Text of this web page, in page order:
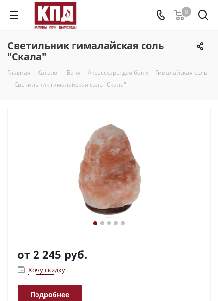
0
Светильник гималайская соль
"Скала"
Главная - Каталог - Баня - Аксессуары для бани - Гималайская соль
- Светильник гималайская соль "Скала"
от 2 245 руб.
Хочу скидку
Подробнее